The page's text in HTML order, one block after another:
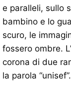
e paralleli, sullo
bambino e lo
scuro, le
fossero ombre.
corona di due
la parola “unisef”.